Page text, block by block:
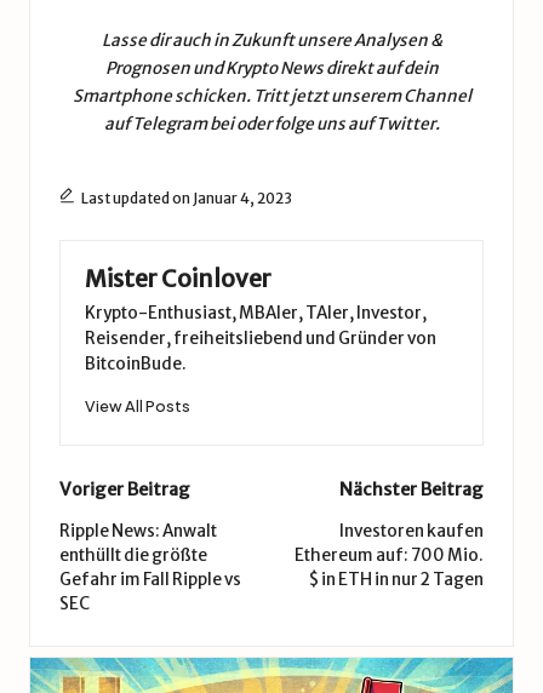
Lasse dir auch in Zukunft unsereAnalysen &
PrognosenundKrypto Newsdirekt auf dein
Smartphone schicken. Tritt jetzt unseremChannel
auf Telegrambei oder folge uns aufTwitter.
Last updated on Januar 4, 2023
Mister Coinlover
Krypto-Enthusiast, MBAler, TAler, Investor,
Reisender, freiheitsliebend und Gründer von
BitcoinBude.
View All Posts
Post
navigation
Voriger Beitrag
Ripple News: Anwalt
enthüllt die größte
Gefahr im Fall Ripple vs
SEC
Nächster Beitrag
Investoren kaufen
Ethereum auf: 700 Mio.
$ in ETH in nur 2 Tagen